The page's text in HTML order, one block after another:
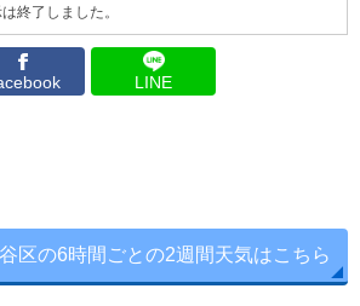
終了しました。
LINE
区の6時間ごとの2週間天気はこちら